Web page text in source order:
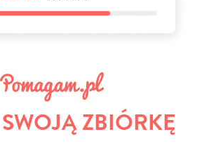
ZBIÓRKĘ